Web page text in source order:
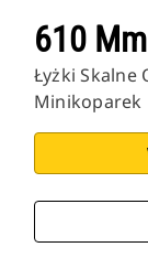
610
Łyżki Skalne
Minikoparek